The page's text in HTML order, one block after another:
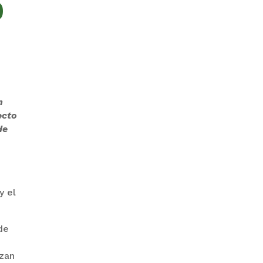
el